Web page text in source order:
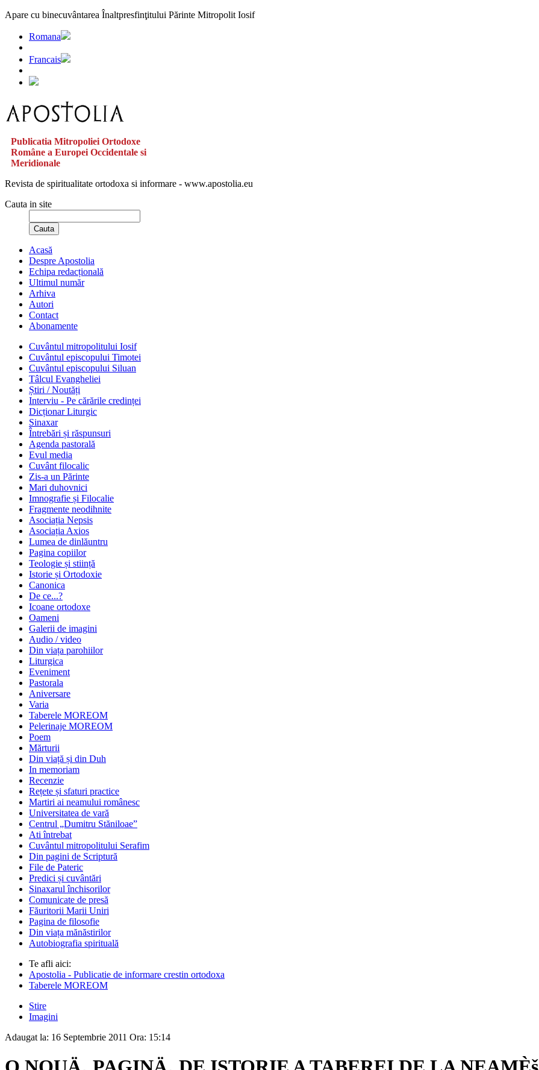
Apare cu binecuvântarea Înaltpresfinţitului Părinte Mitropolit Iosif
Romana
Francais
Publicatia Mitropoliei Ortodoxe
Române a Europei Occidentale si
Meridionale
Revista de spiritualitate ortodoxa si informare - www.apostolia.eu
Cauta in site
Cauta
Acasă
Despre Apostolia
Echipa redacțională
Ultimul număr
Arhiva
Autori
Contact
Abonamente
Cuvântul mitropolitului Iosif
Cuvântul episcopului Timotei
Cuvântul episcopului Siluan
Tâlcul Evangheliei
Știri / Noutăți
Interviu - Pe cărările credinței
Dicționar Liturgic
Sinaxar
Întrebări și răspunsuri
Agenda pastorală
Evul media
Cuvânt filocalic
Zis-a un Părinte
Mari duhovnici
Imnografie și Filocalie
Fragmente neodihnite
Asociația Nepsis
Asociația Axios
Lumea de dinlăuntru
Pagina copiilor
Teologie și stiință
Istorie și Ortodoxie
Canonica
De ce...?
Icoane ortodoxe
Oameni
Galerii de imagini
Audio / video
Din viața parohiilor
Liturgica
Eveniment
Pastorala
Aniversare
Varia
Taberele MOREOM
Pelerinaje MOREOM
Poem
Mărturii
Din viață și din Duh
In memoriam
Recenzie
Rețete și sfaturi practice
Martiri ai neamului românesc
Universitatea de vară
Centrul „Dumitru Stăniloae”
Ati întrebat
Cuvântul mitropolitului Serafim
Din pagini de Scriptură
File de Pateric
Predici și cuvântări
Sinaxarul închisorilor
Comunicate de presă
Făuritorii Marii Uniri
Pagina de filosofie
Din viața mănăstirilor
Autobiografia spirituală
Te afli aici:
Apostolia - Publicatie de informare crestin ortodoxa
Taberele MOREOM
Stire
Imagini
Adaugat la: 16 Septembrie 2011 Ora: 15:14